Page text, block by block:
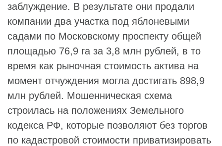
заблуждение. В результате они продали
компании два участка под яблоневыми
садами по Московскому проспекту общей
площадью 76,9 га за 3,8 млн рублей, в то
время как рыночная стоимость актива на
момент отчуждения могла достигать 898,9
млн рублей. Мошенническая схема
строилась на положениях Земельного
кодекса РФ, которые позволяют без торгов
по кадастровой стоимости приватизировать